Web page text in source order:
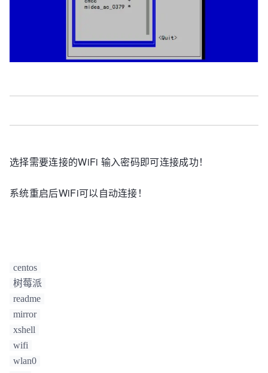
选择需要连接的WiFi 输入密码即可连接成功！
系统重启后WiFi可以自动连接！
centos
树莓派
readme
mirror
xshell
wifi
wlan0